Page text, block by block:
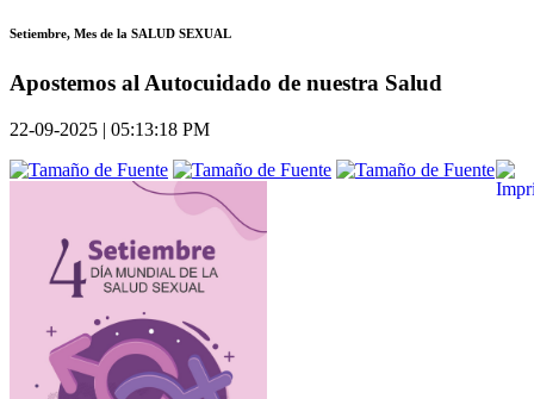
Setiembre, Mes de la SALUD SEXUAL
Apostemos al Autocuidado de nuestra Salud
22-09-2025 | 05:13:18 PM